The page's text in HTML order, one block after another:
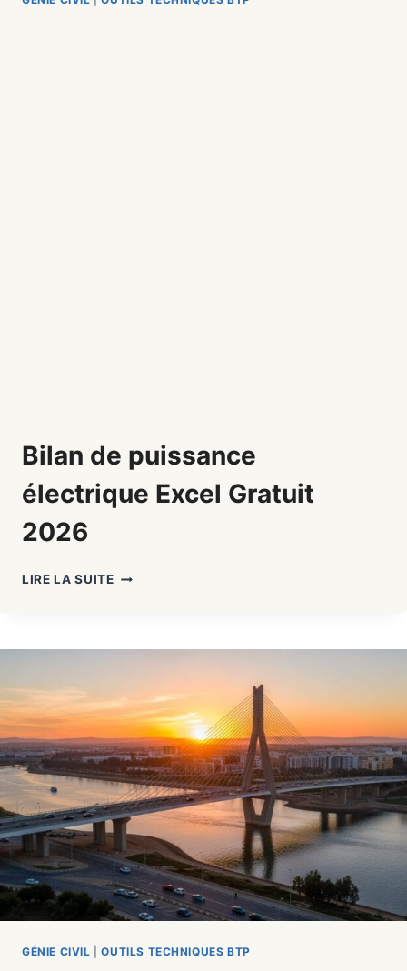
Bilan de puissance
électrique Excel Gratuit
2026
LIRE LA SUITEBILAN
EXCEL
GÉNIE CIVIL |OUTILS TECHNIQUES BTP